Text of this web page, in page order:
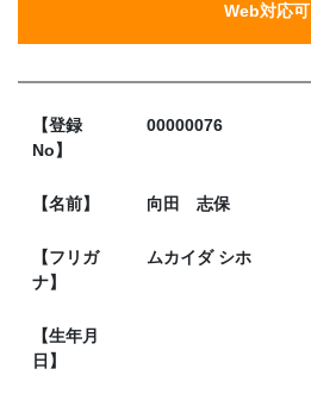
Web対応可
【登録
No】
00000076
【名前】 向田 志保
【フリガ
ナ】
ムカイダ シホ
【生年月
日】